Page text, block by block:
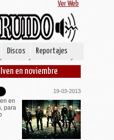
Ver Web
Discos Reportajes
en noviembre
19-03-2013
en
para